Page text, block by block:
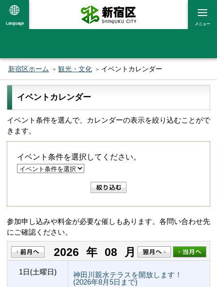
Language メニュー
新宿区ホーム 観光・文化 イベントカレンダー
イベントカレンダー
イベント条件を選んで、カレンダーの表示を絞り込むことがで
きます。
イベント条件を選択してください。
参加申し込みや料金が必要な催しもあります。各問い合わせ先
にご確認ください。
2026 年 08 月
1日(土曜日)
神田川親水テラスを開放します！
(2026年8月5日まで)